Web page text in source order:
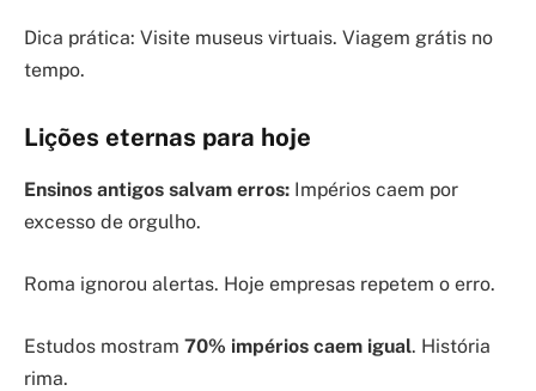
Dica prática: Visite museus virtuais. Viagem grátis no
tempo.
Lições eternas para hoje
Ensinos antigos salvam erros: Impérios caem por
excesso de orgulho.
Roma ignorou alertas. Hoje empresas repetem o erro.
Estudos mostram 70% impérios caem igual. História
rima.